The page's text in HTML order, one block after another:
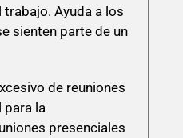
Ayuda a los
sienten parte de un
de reuniones
para la
presenciales